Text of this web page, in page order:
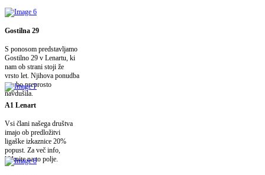
Gostilna 29
S ponosom predstavljamo
Gostilno 29 v Lenartu, ki
nam ob strani stoji že
vrsto let. Njihova ponudba
vas bo preprosto
navdušila.
A1 Lenart
Vsi člani našega društva
imajo ob predložitvi
ligaške izkaznice 20%
popust. Za več info,
kliknite na to polje.